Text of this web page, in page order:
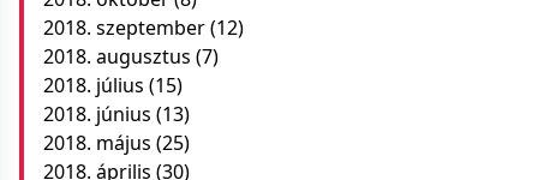
2018. szeptember(12)
2018. augusztus (7)
2018. július (15)
2018. június (13)
2018. május (25)
2018. április (30)